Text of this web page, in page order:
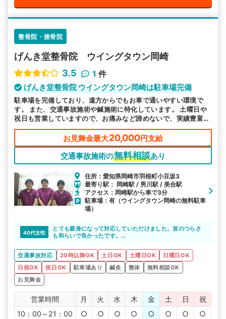
整骨院・接骨院
げんき堂整骨院 ウイングタウン岡崎
3.5
1 件
げんき堂整骨院 ウイングタウン岡崎は駐車場完備
駐車場を完備しており、遠方からでもお車で通いやすい環境で
す。 また、交通事故施術や鍼施術に特化しています。 土曜日や
祝日も営業していますので、お痛みなど諦めないで、実績豊富な
当院へお任せください。
お見舞金最大20,000円支給
交通事故施術の無料相談あり
住所：愛知県岡崎市羽根町小豆坂3
最寄り駅： 岡崎駅 / 男川駅 / 美合駅
アクセス：岡崎駅から車で3分
駐車場：有（ウイングタウン岡崎の無料駐車
場）
40代女性
とても親身になって対応していただけました。首のつらさ
も和らいで良かったです。
ありがとうございました。
交通事故対応 20時以降OK 土日OK 土曜日OK
日曜日OK
日祝OK
祝日OK 駐車場あり 鍼灸 整体
無料相談OK
お見舞金
営業時間 月 火 水 木 金 土 日
祝
10：00～21：00
○ ○ ○ ○ ○ ○ ○ ○